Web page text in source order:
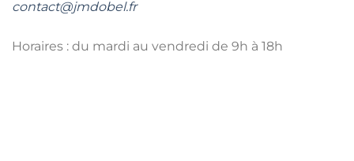
contact@jmdobel.fr
Horaires : du mardi au vendredi de 9h à 18h